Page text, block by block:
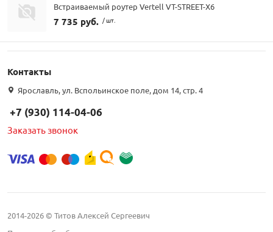
Встраиваемый роутер Vertell VT-STREET-X6
7 735 руб. / шт.
Контакты
Ярославль, ул. Вспольинское поле, дом 14, стр. 4
+7 (930) 114-04-06
Заказать звонок
2014-2026 © Титов Алексей Сергеевич